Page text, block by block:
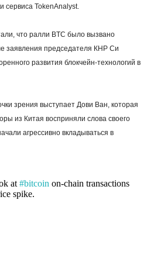
сервиса TokenAnalyst.
что ралли BTC было вызвано
заявления председателя КНР Си
развития блокчейн-технологий в
зрения выступает Дови Ван, которая
из Китая восприняли слова своего
агрессивно вкладываться в
at #bitcoin on-chain transactions
spike.